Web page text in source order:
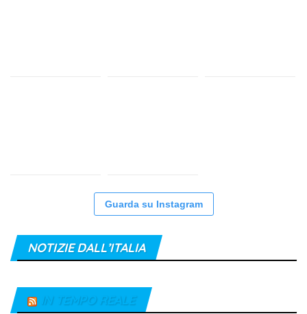
Guarda su Instagram
NOTIZIE DALL’ITALIA
IN TEMPO REALE